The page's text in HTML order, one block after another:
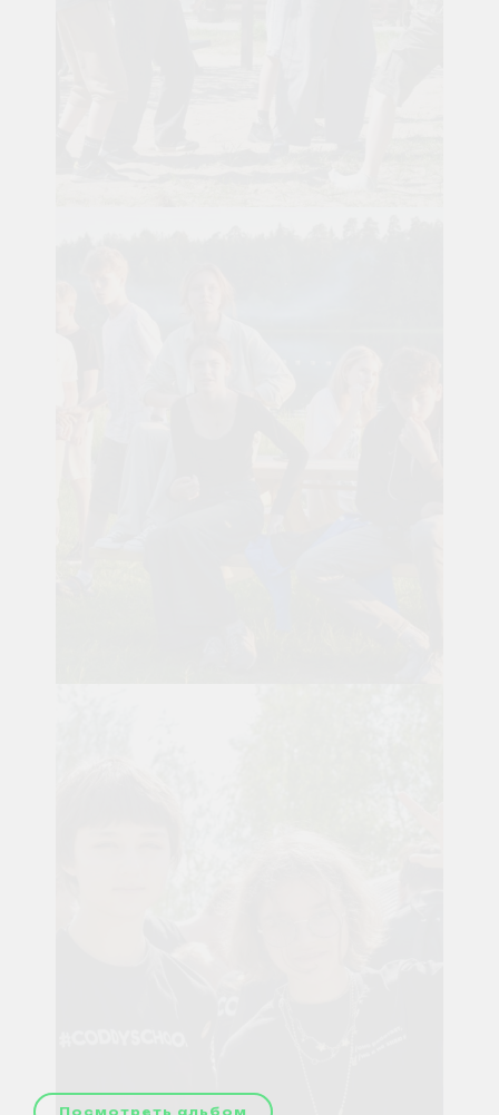
Посмотреть альбом